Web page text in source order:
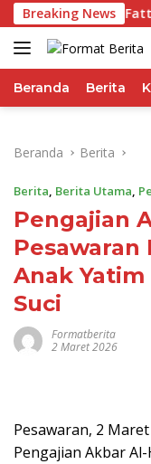
Langsung
ke
konten
Breaking News
IAI Darul Fattah
Beranda Berita
Beranda Berita
Berita, Berita Utama,
Pengajian
Pesawaran
Anak
Suci
Formatberita
2 Maret 2026
Pesawaran, 2
Pengajian Akbar